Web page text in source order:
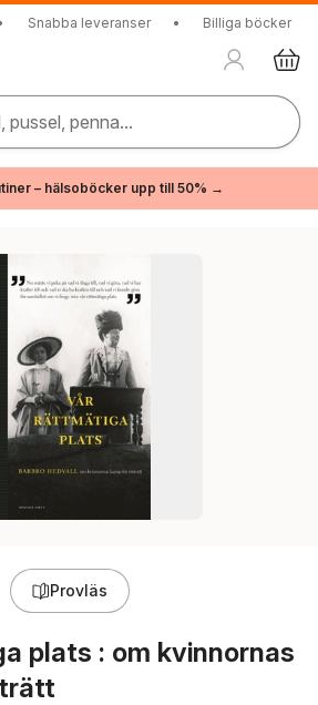
Snabba leveranser • Billiga böcker
pussel, penna...
– hälsoböcker upp till 50% →
Provläs
plats : om kvinnornas